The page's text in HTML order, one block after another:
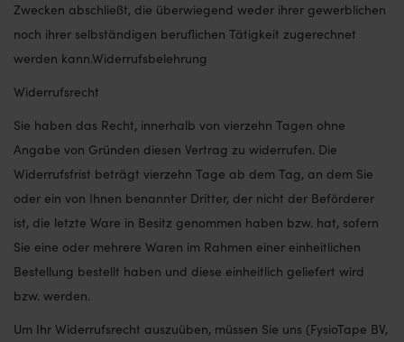
Zwecken abschließt, die überwiegend weder ihrer gewerblichen
noch ihrer selbständigen beruflichen Tätigkeit zugerechnet
werden kann.Widerrufsbelehrung
Widerrufsrecht
Sie haben das Recht, innerhalb von vierzehn Tagen ohne
Angabe von Gründen diesen Vertrag zu widerrufen. Die
Widerrufsfrist beträgt vierzehn Tage ab dem Tag, an dem Sie
oder ein von Ihnen benannter Dritter, der nicht der Beförderer
ist, die letzte Ware in Besitz genommen haben bzw. hat, sofern
Sie eine oder mehrere Waren im Rahmen einer einheitlichen
Bestellung bestellt haben und diese einheitlich geliefert wird
bzw. werden.
Um Ihr Widerrufsrecht auszuüben, müssen Sie uns (FysioTape BV,